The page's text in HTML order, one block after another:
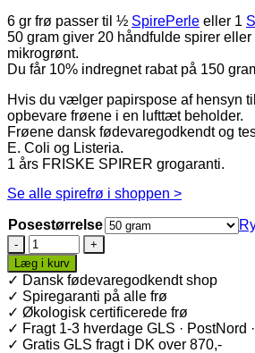
6 gr frø passer til ½ SpirePerle eller 1
50 gram giver 20 håndfulde spirer
mikrogrønt.
Du får 10% indregnet rabat på 150
Hvis du vælger papirspose af hensyn
opbevare frøene i en lufttæt beholder.
Frøene dansk fødevaregodkendt og
E. Coli og Listeria.
1 års FRISKE SPIRER grogaranti.
Se alle spirefrø i shoppen >
Posestørrelse
Bukkehornsspirer
·
Økologiske
spirefrø
antal
Læg i kurv
✓ Dansk fødevaregodkendt shop
✓ Spiregaranti på alle frø
✓ Økologisk certificerede frø
✓ Fragt 1-3 hverdage GLS · PostNord
✓ Gratis GLS fragt i DK over 870,-